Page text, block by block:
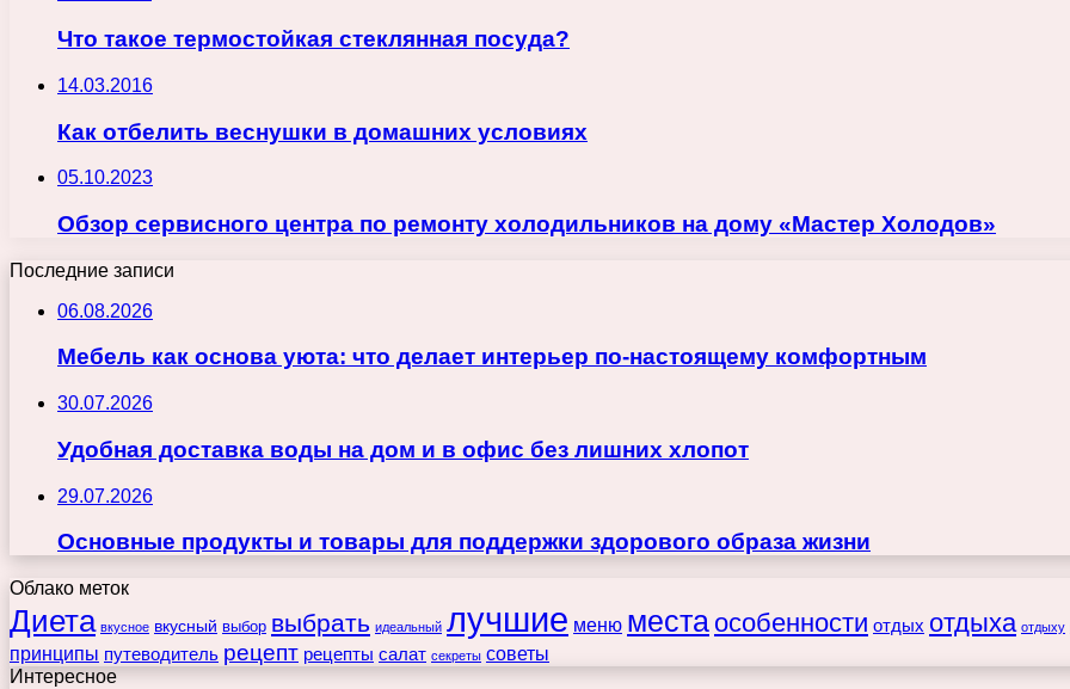
Что такое термостойкая стеклянная посуда?
14.03.2016
Как отбелить веснушки в домашних условиях
05.10.2023
Обзор сервисного центра по ремонту холодильников на дому «Мастер Холодов»
Последние записи
06.08.2026
Мебель как основа уюта: что делает интерьер по-настоящему комфортным
30.07.2026
Удобная доставка воды на дом и в офис без лишних хлопот
29.07.2026
Основные продукты и товары для поддержки здорового образа жизни
Облако меток
Диета вкусное вкусный выбор выбрать идеальный лучшие меню места особенности отдых отдыха отдыху
принципы путеводитель рецепт рецепты салат секреты советы
Интересное